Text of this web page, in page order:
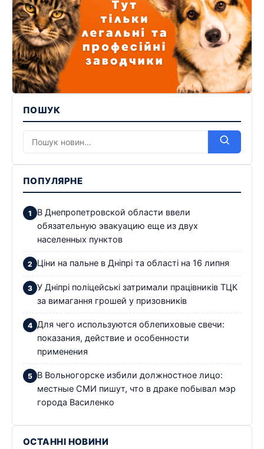
ПОШУК
ПОПУЛЯРНЕ
В Днепропетровской области ввели
обязательную эвакуацию еще из двух
населенных пунктов
Ціни на пальне в Дніпрі та області на 16 липня
У Дніпрі поліцейські затримали працівників ТЦК
за вимагання грошей у призовників
Для чего используются облепиховые свечи:
показания, действие и особенности
применения
В Вольногорске избили должностное лицо:
местные СМИ пишут, что в драке побывал мэр
города Василенко
ОСТАННІ НОВИНИ